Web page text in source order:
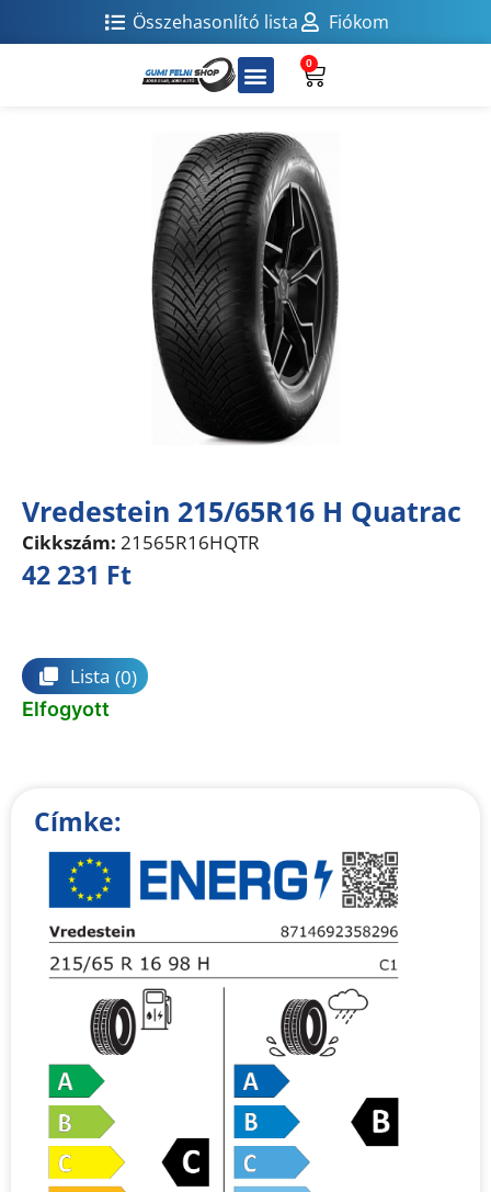
Összehasonlító lista Fiókom
0
Vredestein 215/65R16 H Quatrac
Cikkszám: 21565R16HQTR
42 231 Ft
Lista (0)
Elfogyott
Címke: